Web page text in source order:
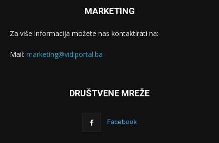
MARKETING
Za više informacija možete nas kontaktirati na:
Mail: marketing@vidiportal.ba
DRUŠTVENE MREŽE
Facebook